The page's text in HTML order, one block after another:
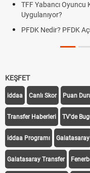
TFF Yabancı Oyuncu
Uygulanıyor?
PFDK Nedir? PFDK
KEŞFET
iddaa Canlı Skor Puan
Transfer Haberleri TV'de
iddaa Programı Galatasaray
Galatasaray Transfer